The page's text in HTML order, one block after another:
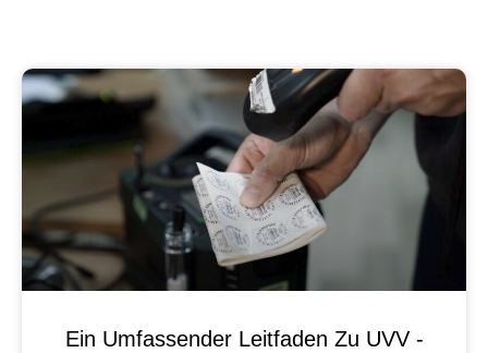
Ein Umfassender Leitfaden Zu UVV -